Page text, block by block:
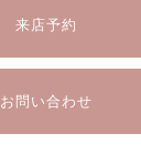
来店予約
お問い合わせ